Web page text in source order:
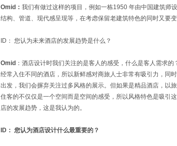
Omid： 我们有做过这样的项目，例如一栋1950 年由中国建筑师
结构、管道、现代感呈现等，在考虑保留老建筑特色的同时又要
ID： 您认为未来酒店的发展趋势是什么？
Omid ：酒店设计时我们关注的是客人的感受，什么是客人需求
经常入住不同的酒店，所以新鲜感对商旅人士非常有吸引力，同
出发，我们会摒弃关注过多风格的展示。但如果是精品酒店，以
住客的不仅仅是一个空间而是空间的感受，所以风格特色是吸引
店的发展趋势，这是我认为的。
ID： 您认为酒店设计什么最重要的？